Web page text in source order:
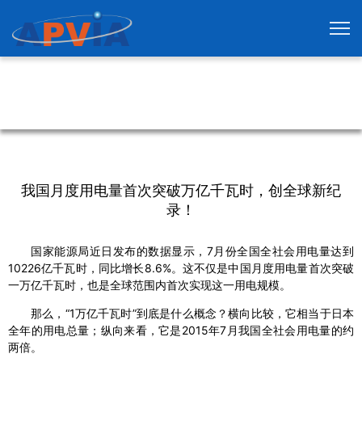
我国月度用电量首次突破万亿千瓦时，创全球新纪
录！
国家能源局近日发布的数据显示，7月份全国全社会用电量达到
10226亿千瓦时，同比增长8.6%。这不仅是中国月度用电量首次突破
一万亿千瓦时，也是全球范围内首次实现这一用电规模。
那么，“1万亿千瓦时”到底是什么概念？横向比较，它相当于日本
全年的用电总量；纵向来看，它是2015年7月我国全社会用电量的约
两倍。